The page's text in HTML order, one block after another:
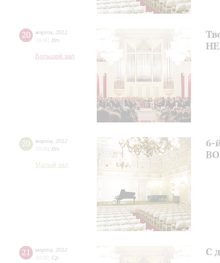
20 марта
2012
19:00 Вт
Большой зал
20 марта
2012
19:00 Вт
Малый зал
6-
21 марта
2012
19:00 Ср С